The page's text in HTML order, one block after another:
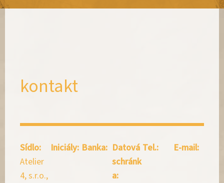
kontakt
Sídlo:
Atelier
4, s.r.o.,
Iniciály: Banka: Datová
schránk
a:
Tel.: E-mail: